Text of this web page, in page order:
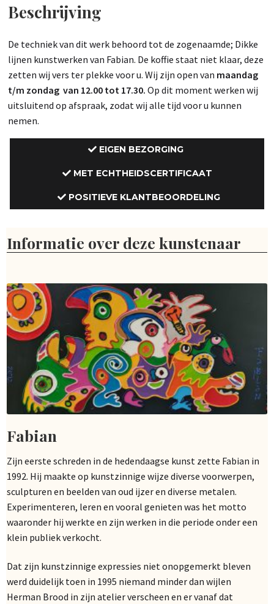
Beschrijving
De techniek van dit werk behoord tot de zogenaamde; Dikke
lijnen kunstwerken van Fabian. De koffie staat niet klaar, deze
zetten wij vers ter plekke voor u. Wij zijn open van maandag
t/m zondag van 12.00 tot 17.30. Op dit moment werken wij
uitsluitend op afspraak, zodat wij alle tijd voor u kunnen
nemen.
EIGEN BEZORGING
MET ECHTHEIDSCERTIFICAAT
POSITIEVE KLANTBEOORDELING
Informatie over deze kunstenaar
Fabian
Zijn eerste schreden in de hedendaagse kunst zette Fabian in
1992. Hij maakte op kunstzinnige wijze diverse voorwerpen,
sculpturen en beelden van oud ijzer en diverse metalen.
Experimenteren, leren en vooral genieten was het motto
waaronder hij werkte en zijn werken in die periode onder een
klein publiek verkocht.
Dat zijn kunstzinnige expressies niet onopgemerkt bleven
werd duidelijk toen in 1995 niemand minder dan wijlen
Herman Brood in zijn atelier verscheen en er vanaf dat